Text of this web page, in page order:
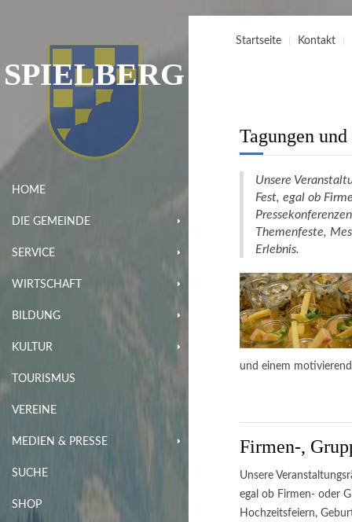
SPIELBERG
HOME
DIE GEMEINDE
SERVICE
WIRTSCHAFT
BILDUNG
KULTUR
TOURISMUS
VEREINE
MEDIEN & PRESSE
SUCHE
SHOP
Startseite Kontakt
Tagungen
Unsere
Fest, egal ob
Themenfeste,
Erlebnis.
und einem
Firmen-,
Unsere
egal ob Firmen- oder
Hochzeitsfeiern,